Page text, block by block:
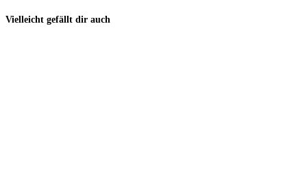
Vielleicht gefällt dir auch